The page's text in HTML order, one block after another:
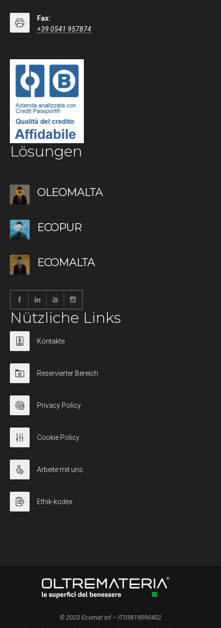
Fax:
+39 0541 957874
Lösungen
OLEOMALTA
ECOPUR
ECOMALTA
Nützliche Links
Kontakte
Reservierter Bereich
Privacy Policy
Cookie Policy
Arbeite mit uns
Ethik-kodex
© 2023 Ecomat srl – IT03819090402